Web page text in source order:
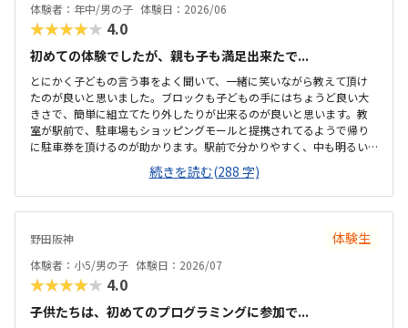
体験者：年中/男の子 体験日：2026/06
★★★★★ 4.0
初めての体験でしたが、親も子も満足出来たで...
とにかく子どもの言う事をよく聞いて、一緒に笑いながら教えて頂け
たのが良いと思いました。ブロックも子どもの手にはちょうど良い大
きさで、簡単に組立てたり外したりが出来るのが良いと思います。教
室が駅前で、駐車場もショッピングモールと提携されてるようで帰り
に駐車券を頂けるのが助かります。駅前で分かりやすく、中も明るい
雰囲気で、初めてでも緊張すること無くとけ込めたので良いと思いま
した。他の教室も比較しましたが、大体同じような金額設定かな？と
思います。初期投資がかからないのが魅力です。とにかく何でも興味
津々の子なのですごが、どんどん触らせて頂けて子どもも満足出来た
続きを読む(288 字)
野田阪神 体験生
体験者：小5/男の子 体験日：2026/07
★★★★★ 4.0
子供たちは、初めてのプログラミングに参加で...